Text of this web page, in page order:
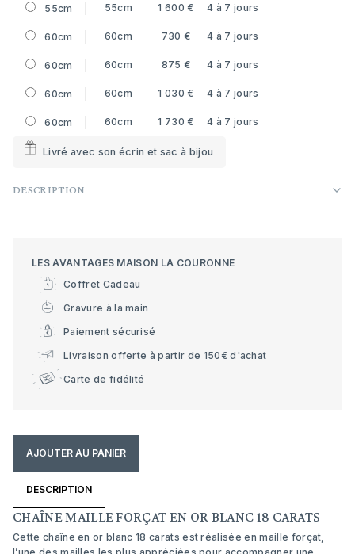
55cm 55cm 1 600 € 4 à 7 jours
60cm 60cm 730 € 4 à 7 jours
60cm 60cm 875 € 4 à 7 jours
60cm 60cm 1 030 € 4 à 7 jours
60cm 60cm 1 730 € 4 à 7 jours
Livré avec son écrin et sac à bijou
DESCRIPTION
LES AVANTAGES MAISON LA COURONNE
Coffret Cadeau
Gravure à la main
Paiement sécurisé
Livraison offerte à partir de 150€ d'achat
Carte de fidélité
AJOUTER AU PANIER
DESCRIPTION
CHAÎNE MAILLE FORÇAT EN OR BLANC 18 CARATS
Cette chaîne en or blanc 18 carats est réalisée en maille forçat,